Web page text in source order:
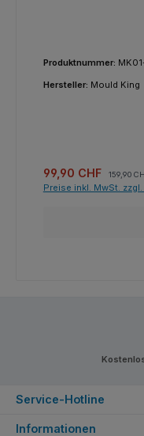
Produktnummer:
Hersteller: Mould King
Verkaufspreis:
99,90 CHF 159,90
Preise inkl. MwSt.
Service-Hotline
Informationen